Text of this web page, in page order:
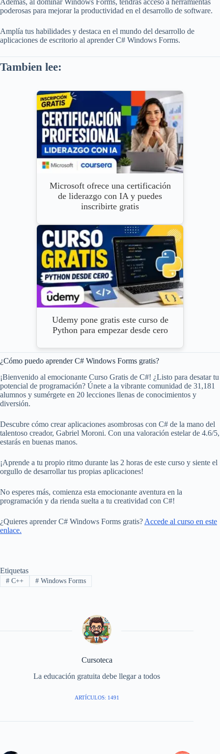
Además, al dominar Windows Forms, tendrás acceso a herramientas
poderosas para mejorar la productividad en el desarrollo de software.
Amplía tus habilidades y destaca en el mundo del desarrollo de
aplicaciones de escritorio al aprender C# Windows Forms.
Tambien lee:
Microsoft ofrece una certificación
de liderazgo con IA y puedes
inscribirte gratis
Udemy pone gratis este curso de
Python para empezar desde cero
¿Cómo puedo aprender C# Windows Forms gratis?
¡Bienvenido al emocionante Curso Gratis de C#! ¿Listo para desatar tu
potencial de programación? Únete a la vibrante comunidad de 31,181
alumnos y sumérgete en 20 lecciones llenas de conocimientos y
diversión.
Descubre cómo crear aplicaciones asombrosas con C# de la mano del
talentoso creador, Gabriel Moroni. Con una valoración estelar de 4.6/5,
estarás en buenas manos.
¡Aprende a tu propio ritmo durante las 2 horas de este curso y siente el
orgullo de desarrollar tus propias aplicaciones!
No esperes más, comienza esta emocionante aventura en la
programación y da rienda suelta a tu creatividad con C#!
¿Quieres aprender C# Windows Forms gratis? Accede al curso en este
enlace.
Etiquetas
#C++ #Windows Forms
Cursoteca
La educación gratuita debe llegar a todos
ARTÍCULOS: 1491